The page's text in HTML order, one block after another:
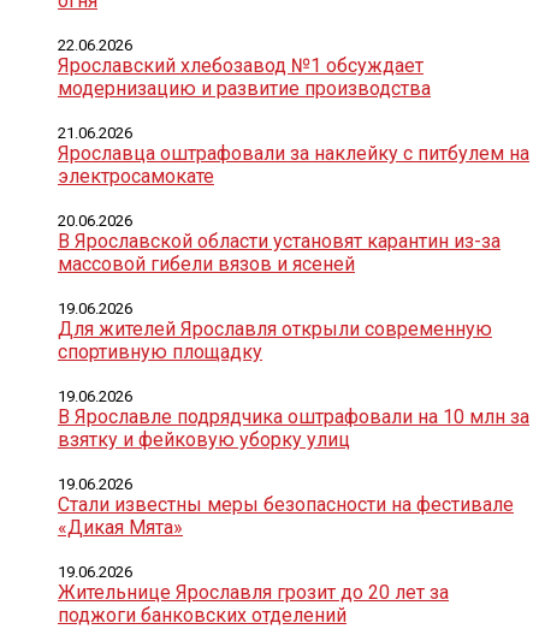
Ярославский хлебозавод №1 обсуждает
модернизацию и развитие производства
22.06.2026
Ярославца оштрафовали за наклейку с питбулем на
электросамокате
21.06.2026
В Ярославской области установят карантин из-за
массовой гибели вязов и ясеней
20.06.2026
Для жителей Ярославля открыли современную
спортивную площадку
19.06.2026
В Ярославле подрядчика оштрафовали на 10 млн за
взятку и фейковую уборку улиц
19.06.2026
Стали известны меры безопасности на фестивале
«Дикая Мята»
19.06.2026
Жительнице Ярославля грозит до 20 лет за
поджоги банковских отделений
19.06.2026